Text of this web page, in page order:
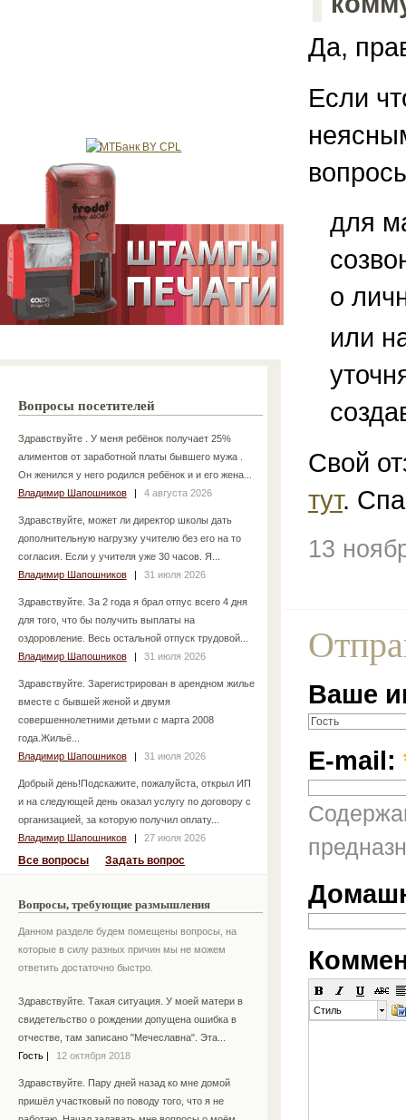
Вопросы посетителей
Здравствуйте . У меня ребёнок получает 25%
алиментов от заработной платы бывшего мужа .
Он женился у него родился ребёнок и и его жена...
Владимир Шапошников
| 4 августа 2026
Здравствуйте, может ли директор школы дать
дополнительную нагрузку учителю без его на то
согласия. Если у учителя уже 30 часов. Я...
Владимир Шапошников
| 31 июля 2026
Здравствуйте. За 2 года я брал отпус всего 4 дня
для того, что бы получить выплаты на
оздоровление. Весь остальной отпуск трудовой...
Владимир Шапошников
| 31 июля 2026
Здравствуйте. Зарегистрирован в арендном жилье
вместе с бывшей женой и двумя
совершеннолетними детьми с марта 2008
года.Жильё...
Владимир Шапошников
| 31 июля 2026
Добрый день!Подскажите, пожалуйста, открыл ИП
и на следующей день оказал услугу по договору с
организацией, за которую получил оплату...
Владимир Шапошников
| 27 июля 2026
Все вопросы Задать вопрос
Вопросы, требующие размышления
Данном разделе будем помещены вопросы, на
которые в силу разных причин мы не можем
ответить достаточно быстро.
Здравствуйте. Такая ситуация. У моей матери в
свидетельство о рождении допущена ошибка в
отчестве, там записано "Мечеславна". Эта...
Гость
12 октября 2018
Здравствуйте. Пару дней назад ко мне домой
пришёл участковый по поводу того, что я не
Да,
Если
для
о
или
Свой
тут.
13
Ваше
E-mail:
Стиль